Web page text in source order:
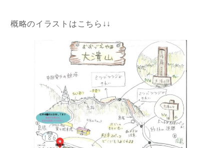
概略のイラストはこちら↓↓